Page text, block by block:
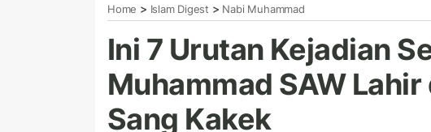
Home > Islam Digest > Nabi Muhammad
Ini 7 Urutan Kejadian
Muhammad SAW
Sang Kakek